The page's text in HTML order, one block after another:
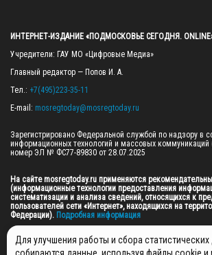
ИНТЕРНЕТ-ИЗДАНИЕ «ПОДМОСКОВЬЕ СЕГОДНЯ.
Учредители: ГАУ МО «Цифровые Медиа»
Главный редактор — Попов И. А.
Тел.: +7(495)223-35-11
E-mail: mosregtoday@mosregtoday.ru
Зарегистрировано Федеральной службой по надзору в
информационных технологий и массовых коммуникаций
номер ЭЛ № ФС77-89830 от 28.07.2025
На сайте mosregtoday.ru применяются
(информационные технологии предоставления
систематизации и анализа сведений, относящихся к
пользователей сети «Интернет», находящихся на
Федерации). Подробная информация
© 2026 ПРАВА НА ВСЕ МАТЕРИАЛЫ САЙТА
МЕДИА" (ОГРН: 1255000059467).
Для улучшения работы и сбора статистических